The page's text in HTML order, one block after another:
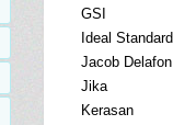
GSI
Ideal Standard
Jacob Delafon
Jika
Kerasan